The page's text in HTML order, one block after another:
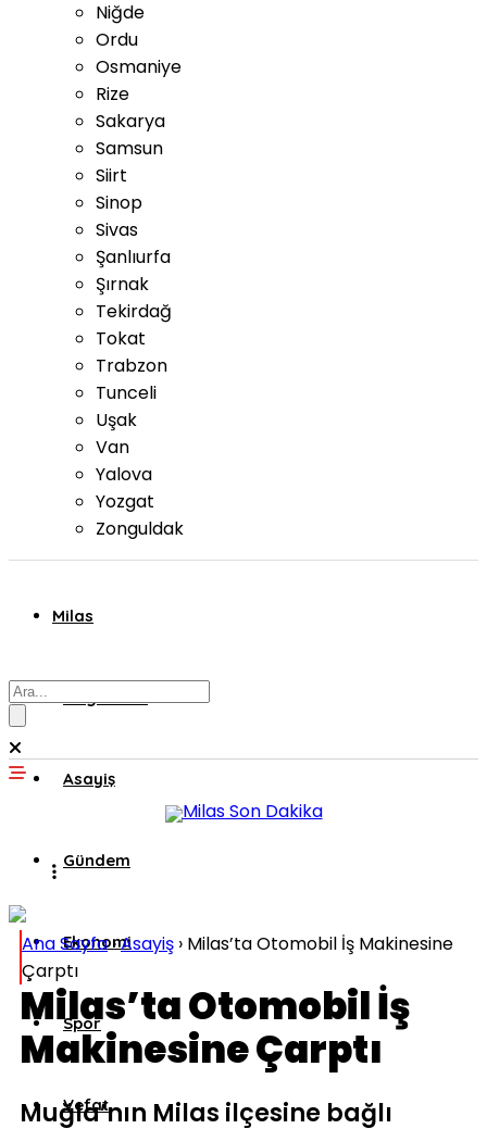
Niğde
Ordu
Osmaniye
Rize
Sakarya
Samsun
Siirt
Sinop
Sivas
Şanlıurfa
Şırnak
Tekirdağ
Tokat
Trabzon
Tunceli
Uşak
Van
Yalova
Yozgat
Zonguldak
Milas
Muğla’dan
Asayiş
Gündem
Ekonomi
Spor
Vefat
Ana Sayfa›Asayiş › Milas’ta Otomobil İş Makinesine
Çarptı
Milas’ta Otomobil İş
Makinesine Çarptı
Muğla’nın Milas ilçesine bağlı